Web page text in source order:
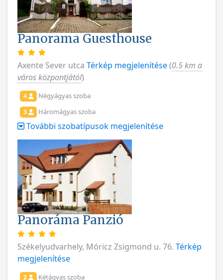
Panorama Guesthouse
Axente Sever utca Térkép megjelenítése(0.5 km a
város központjától)
4 Négyágyas szoba
3 Háromágyas szoba
További szobatípusok megjelenítése
Panoráma Panzió
Székelyudvarhely, Móricz Zsigmond u. 76. Térkép
megjelenítése
2 Kétágyas szoba